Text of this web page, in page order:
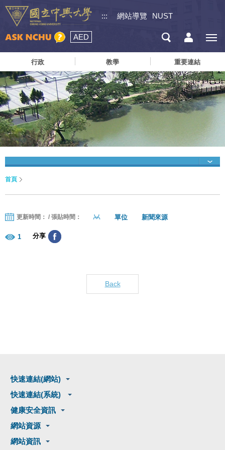
::: 網站導覽 NUST
AED
行政 教學 重要連結
首頁
更新時間： / 張貼時間： 單位 新聞來源
1 分享
Back
快速連結(網站)
快速連結(系統)
健康安全資訊
網站資源
網站資訊